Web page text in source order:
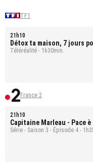
TF1
21h10
Détox ta maison, 7 jours
Bastien
Téléréalité - 1h30min.
France 2
21h10
Capitaine Marleau - Pace
Série - Saison 3 - Épisode 4 -